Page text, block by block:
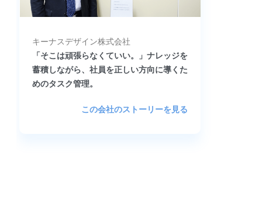
キーナスデザイン株式会社
「そこは頑張らなくていい。」ナレッジを
蓄積しながら、社員を正しい方向に導くた
めのタスク管理。
この会社のストーリーを見る